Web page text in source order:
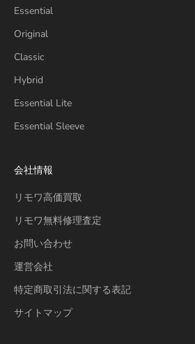
Essential
Original
Classic
Hybrid
Essential Lite
Essential Sleeve
会社情報
リモワ高価買取
リモワ無料修理査定
お問い合わせ
運営会社
特定商取引法に関する表記
サイトマップ